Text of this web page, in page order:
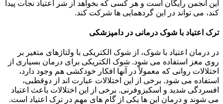
این انجمن رایگان است و هر کسی که بخواهد از شر اعتیاد نجات پیدا
کند، می تواند در این گردهمایی ها شرکت کند.
ترک اعتیاد با شوک درمانی در دامپزشکی
در درمان اعتیاد با شوک، از شوک الکتریکی با ولتاژهای متغیر بر
روی مغز استفاده می شود. شوک الکتریکی برای درمان بسیاری از
اختلالات روانی که معمولاً در آنها افکار خودکشی هم وجود دارد،
استفاده می شود. برخی از این اختلالات عبارت اند از دوقطبی،
افسردگی شدید و اسکیزوفرنی. برخی از این اختلالات باعث اعتیاد
می شوند و درمان این ها یکی از گام های مهم در ترک اعتیاد است.